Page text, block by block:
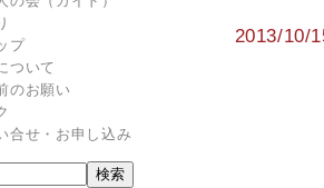
プ
ついて
のお願い
合せ・お申し込み
2013/10/